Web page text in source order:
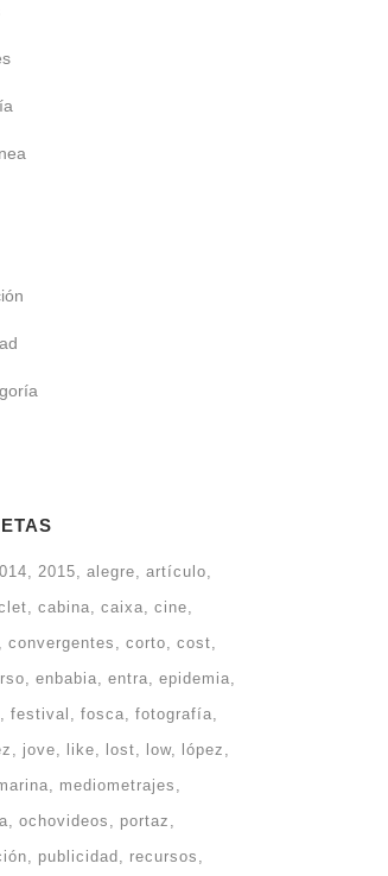
2015 alegre
artículo
cabina caixa
cine
convergentes corto
cost
enbabia entra
epidemia
festival fosca
fotografía
jove like lost low
lópez
mediometrajes
ochovideos
portaz
publicidad recursos